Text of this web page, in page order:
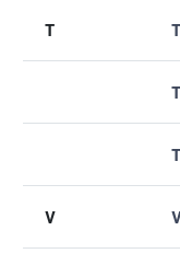
T
V